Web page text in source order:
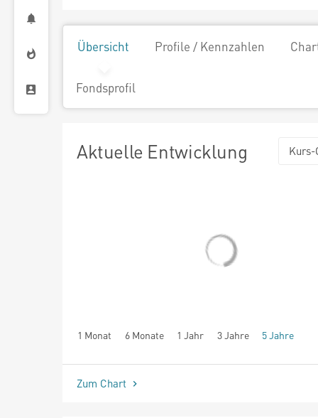
Übersicht Profile / Kennzahlen
Fondsprofil
Aktuelle Entwicklung Kurs-
1 Monat 6 Monate 1 Jahr 3 Jahre 5 Jahre
seit Beginn
Zum Chart